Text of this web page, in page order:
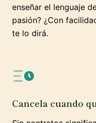
enseñar el lenguaje
pasión? ¿Con
te lo dirá.
Cancela cuando